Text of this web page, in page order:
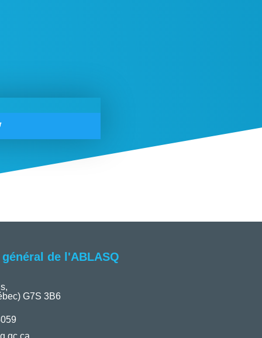
de l'ABLASQ
G7S 3B6